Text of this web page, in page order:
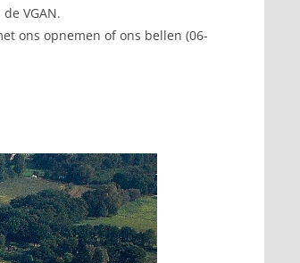
VGAN.
ons opnemen of ons bellen (06-